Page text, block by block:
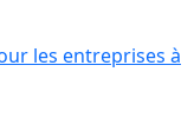
les entreprises à